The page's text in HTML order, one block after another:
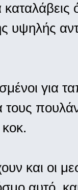
υψηλής
για
τους
και οι